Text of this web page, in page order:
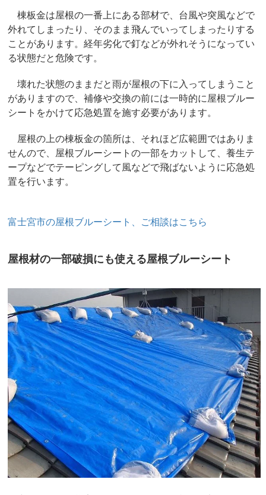
棟板金は屋根の一番上にある部材で、台風や突風などで
外れてしまったり、そのまま飛んでいってしまったりする
ことがあります。経年劣化で釘などが外れそうになってい
る状態だと危険です。
壊れた状態のままだと雨が屋根の下に入ってしまうこと
がありますので、補修や交換の前には一時的に屋根ブルー
シートをかけて応急処置を施す必要があります。
屋根の上の棟板金の箇所は、それほど広範囲ではありま
せんので、屋根ブルーシートの一部をカットして、養生テ
ープなどでテーピングして風などで飛ばないように応急処
置を行います。
富士宮市の屋根ブルーシート、ご相談はこちら
屋根材の一部破損にも使える屋根ブルーシート